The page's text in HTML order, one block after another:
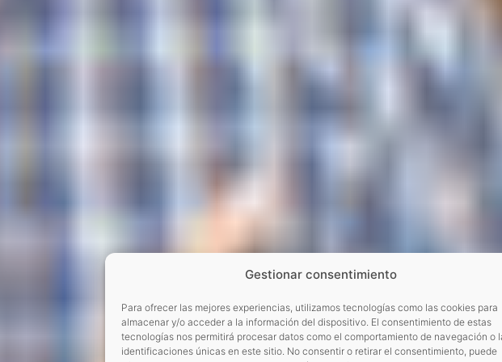
Gestionar consentimiento
Para ofrecer las mejores experiencias, utilizamos tecnologías como las cookies para
almacenar y/o acceder a la información del dispositivo. El consentimiento de estas
tecnologías nos permitirá procesar datos como el comportamiento de navegación o
identificaciones únicas en este sitio. No consentir o retirar el consentimiento, puede